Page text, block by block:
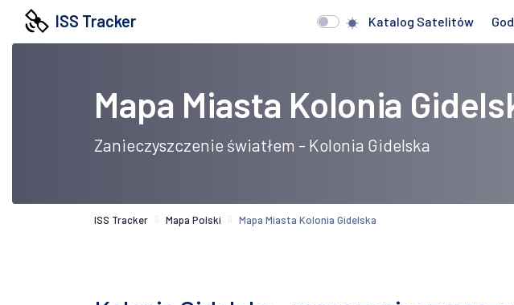
ISS Tracker Katalog Satelitów
Mapa Miasta Kolonia
Zanieczyszczenie światłem - Kolonia Gidelska
ISS Tracker Mapa Polski Mapa Miasta Kolonia Gidelska